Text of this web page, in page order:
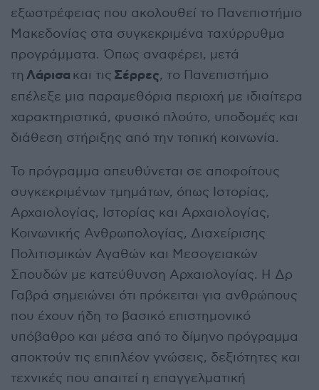
εξωστρέφειας που ακολουθεί το Πανεπιστήμιο
Μακεδονίας στα συγκεκριμένα ταχύρρυθμα
προγράμματα. Όπως αναφέρει, μετά
τη Λάρισα και τις Σέρρες, το Πανεπιστήμιο
επέλεξε μια παραμεθόρια περιοχή με ιδιαίτερα
χαρακτηριστικά, φυσικό πλούτο, υποδομές και
διάθεση στήριξης από την τοπική κοινωνία.
Το πρόγραμμα απευθύνεται σε αποφοίτους
συγκεκριμένων τμημάτων, όπως Ιστορίας,
Αρχαιολογίας, Ιστορίας και Αρχαιολογίας,
Κοινωνικής Ανθρωπολογίας, Διαχείρισης
Πολιτισμικών Αγαθών και Μεσογειακών
Σπουδών με κατεύθυνση Αρχαιολογίας. Η Δρ
Γαβρά σημειώνει ότι πρόκειται για ανθρώπους
που έχουν ήδη το βασικό επιστημονικό
υπόβαθρο και μέσα από το δίμηνο πρόγραμμα
αποκτούν τις επιπλέον γνώσεις, δεξιότητες και
τεχνικές που απαιτεί η επαγγελματική